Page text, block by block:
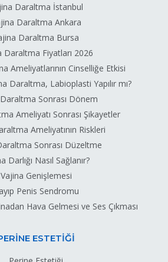
Daraltma İstanbul
Daraltma Ankara
Daraltma Bursa
Daraltma Fiyatları 2026
Ameliyatlarının Cinselliğe Etkisi
Daraltma, Labioplasti Yapılır mı?
Sonrası Dönem
Ameliyatı Sonrası Şikayetler
Ameliyatının Riskleri
Sonrası Düzeltme
Darlığı Nasıl Sağlanır?
Vajina Genişlemesi
Penis Sendromu
Hava Gelmesi ve Ses Çıkması
ESTETİĞİ